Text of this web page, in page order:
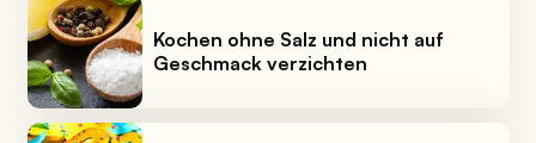
Kochen ohne Salz und nicht auf
Geschmack verzichten